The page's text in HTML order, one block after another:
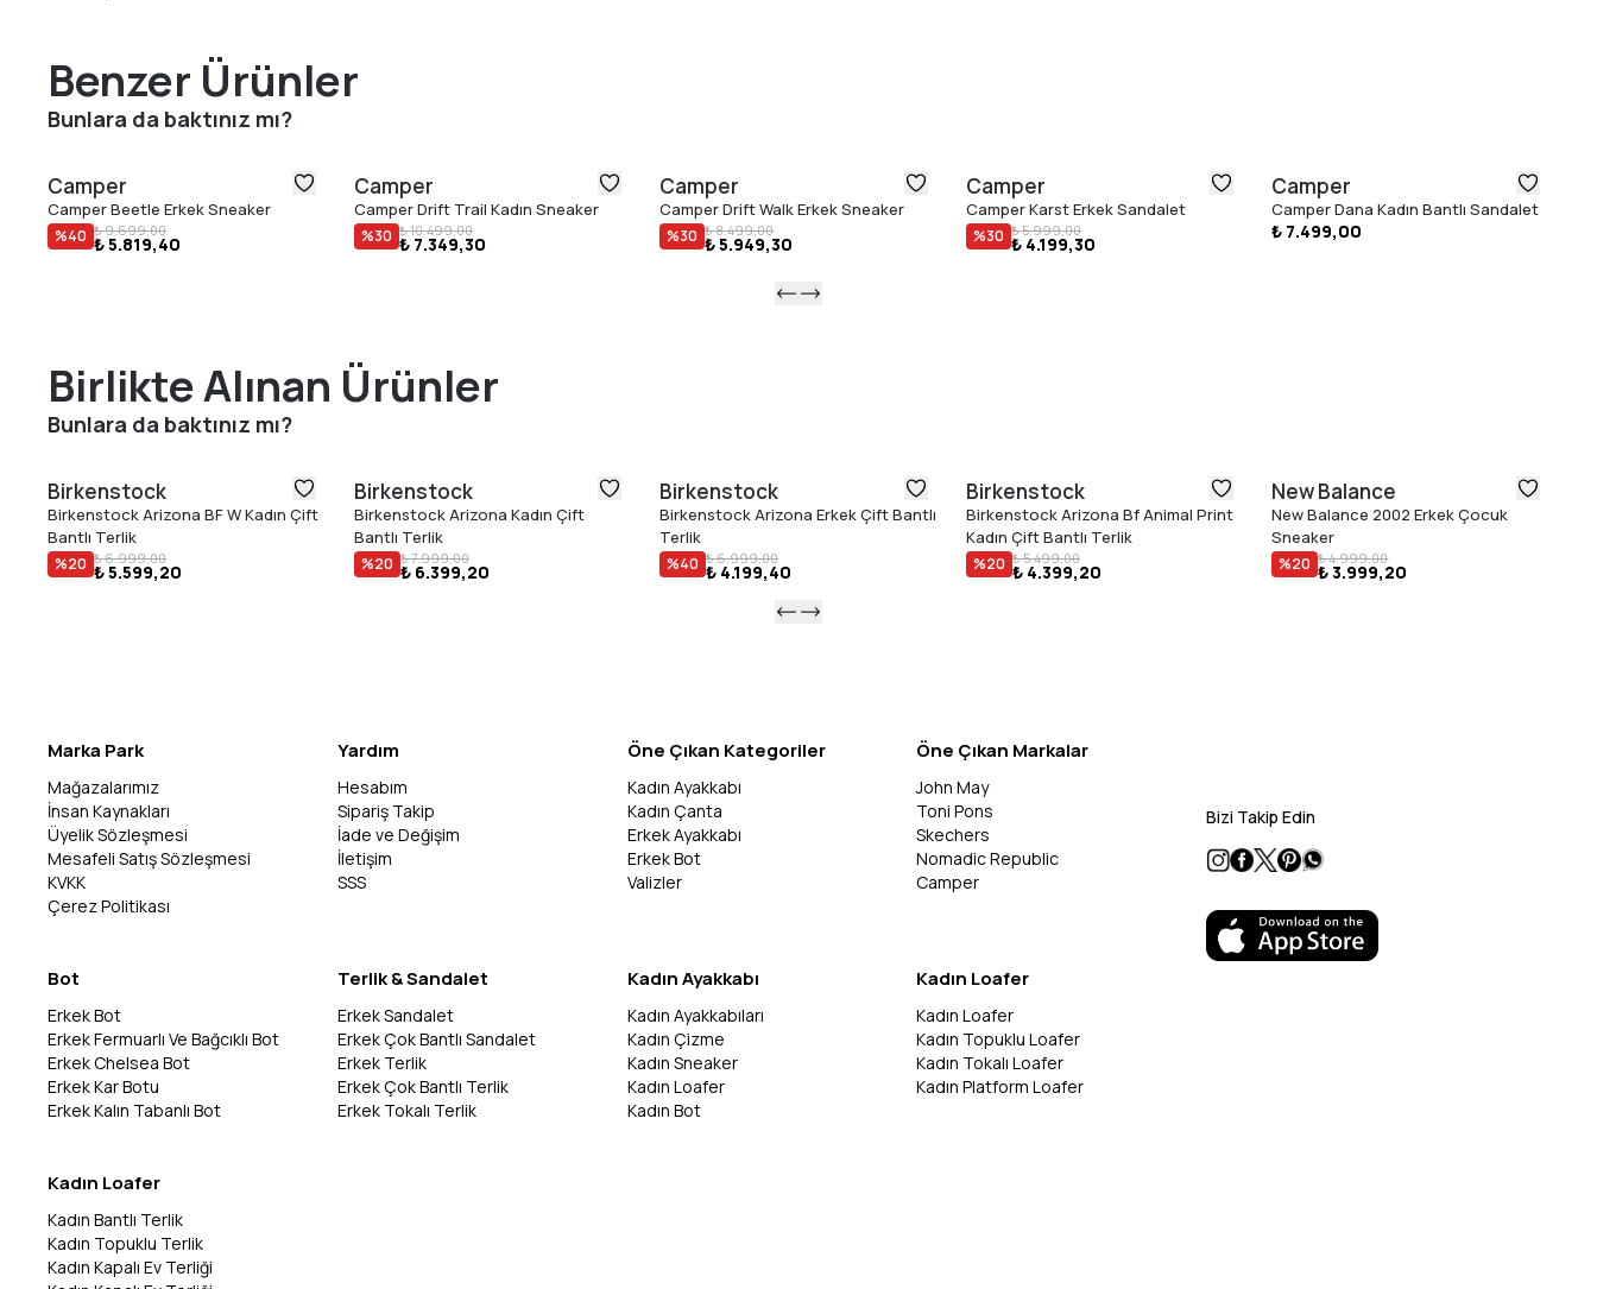
Benzer Ürünler
Bunlara da baktınız mı?
Camper
Camper Beetle Erkek Sneaker
%40 ₺ 9.699,00
₺ 5.819,40
Camper
Camper Drift Trail Kadın Sneaker
%30 ₺ 10.499,00
₺ 7.349,30
Camper
Camper Drift Walk Erkek Sneaker
%30 ₺ 8.499,00
₺ 5.949,30
Camper
Camper Karst Erkek Sandalet
%30 ₺ 5.999,00
₺ 4.199,30
Camper
Camper Dana Kadın Bantlı Sandalet
₺ 7.499,00
Birlikte Alınan Ürünler
Bunlara da baktınız mı?
Birkenstock
Birkenstock Arizona BF W Kadın Çift
Bantlı Terlik
%20 ₺ 6.999,00
₺ 5.599,20
Birkenstock
Birkenstock Arizona Kadın Çift
Bantlı Terlik
%20 ₺ 7.999,00
₺ 6.399,20
Birkenstock
Birkenstock Arizona Erkek Çift Bantlı
Terlik
%40 ₺ 6.999,00
₺ 4.199,40
Birkenstock
Birkenstock Arizona Bf Animal Print
Kadın Çift Bantlı Terlik
%20 ₺ 5.499,00
₺ 4.399,20
New Balance
New Balance 2002 Erkek Çocuk
Sneaker
%20 ₺ 4.999,00
₺ 3.999,20
Marka Park
Mağazalarımız
İnsan Kaynakları
Üyelik Sözleşmesi
Mesafeli Satış Sözleşmesi
KVKK
Çerez Politikası
Yardım
Hesabım
Sipariş Takip
İade ve Değişim
İletişim
SSS
Öne Çıkan Kategoriler
Kadın Ayakkabı
Kadın Çanta
Erkek Ayakkabı
Erkek Bot
Valizler
Öne Çıkan Markalar
John May
Toni Pons
Skechers
Nomadic Republic
Camper
Bot
Erkek Bot
Erkek Fermuarlı Ve Bağcıklı Bot
Erkek Chelsea Bot
Erkek Kar Botu
Erkek Kalın Tabanlı Bot
Terlik & Sandalet
Erkek Sandalet
Erkek Çok Bantlı Sandalet
Erkek Terlik
Erkek Çok Bantlı Terlik
Erkek Tokalı Terlik
Kadın Ayakkabı
Kadın Ayakkabıları
Kadın Çizme
Kadın Sneaker
Kadın Loafer
Kadın Bot
Kadın Loafer
Kadın Loafer
Kadın Topuklu Loafer
Kadın Tokalı Loafer
Kadın Platform Loafer
Kadın Loafer
Kadın Bantlı Terlik
Kadın Topuklu Terlik
Kadın Kapalı Ev Terliği
Bizi Takip Edin